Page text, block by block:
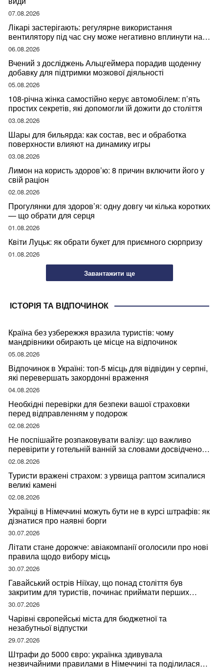
07.08.2026
Лікарі застерігають: регулярне використання
вентилятору під час сну може негативно вплинути на
ваше здоров’я
06.08.2026
Вчений з досліджень Альцгеймера порадив щоденну
добавку для підтримки мозкової діяльності
05.08.2026
108-річна жінка самостійно керує автомобілем: п’ять
простих секретів, які допомогли їй дожити до століття
03.08.2026
Шары для бильярда: как состав, вес и обработка
поверхности влияют на динамику игры
03.08.2026
Лимон на користь здоров’ю: 8 причин включити його у
свій раціон
02.08.2026
Прогулянки для здоров’я: одну довгу чи кілька коротких
— що обрати для серця
01.08.2026
Квіти Луцьк: як обрати букет для приємного сюрпризу
01.08.2026
Завантажити ще
ІСТОРІЯ ТА ВІДПОЧИНОК
Країна без узбережжя вразила туристів: чому
мандрівники обирають це місце на відпочинок
05.08.2026
Відпочинок в Україні: топ-5 місць для відвідин у серпні,
які перевершать закордонні враження
04.08.2026
Необхідні перевірки для безпеки вашої страховки
перед відправленням у подорож
02.08.2026
Не поспішайте розпаковувати валізу: що важливо
перевірити у готельній ванній за словами досвідченої
мандрівниці
02.08.2026
Туристи вражені страхом: з урвища раптом зсипалися
великі камені
02.08.2026
Українці в Німеччині можуть бути не в курсі штрафів: як
дізнатися про наявні борги
30.07.2026
Літати стане дорожче: авіакомпанії оголосили про нові
правила щодо вибору місць
30.07.2026
Гавайський острів Ніїхау, що понад століття був
закритим для туристів, починає приймати перших
відвідувачів
30.07.2026
Чарівні європейські міста для бюджетної та
незабутньої відпустки
29.07.2026
Штрафи до 5000 євро: українка здивувала
незвичайними правилами в Німеччині та поділилася